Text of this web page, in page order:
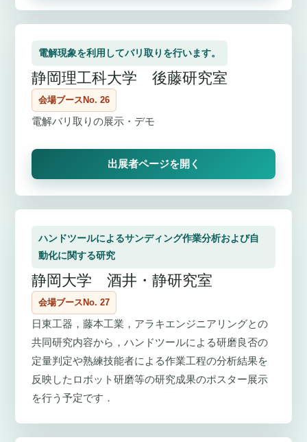
電解現象を利用してバリ取りを行います。
静岡理工科大学 後藤研究室
会場ブースNo. 26
電解バリ取りの展示・デモ
出展者ページを開く
ハンドツールによるサンディング作業分析および自
動化に関する研究
静岡大学 酒井・静研究室
会場ブースNo. 27
日東工器，藤本工業，アラキエンジニアリングとの
共同研究内容から，ハンドツールによる研磨良否の
定量判定や熟練技能者による作業工程の分析結果を
反映したロボット研磨等の研究成果のポスター展示
を行う予定です．